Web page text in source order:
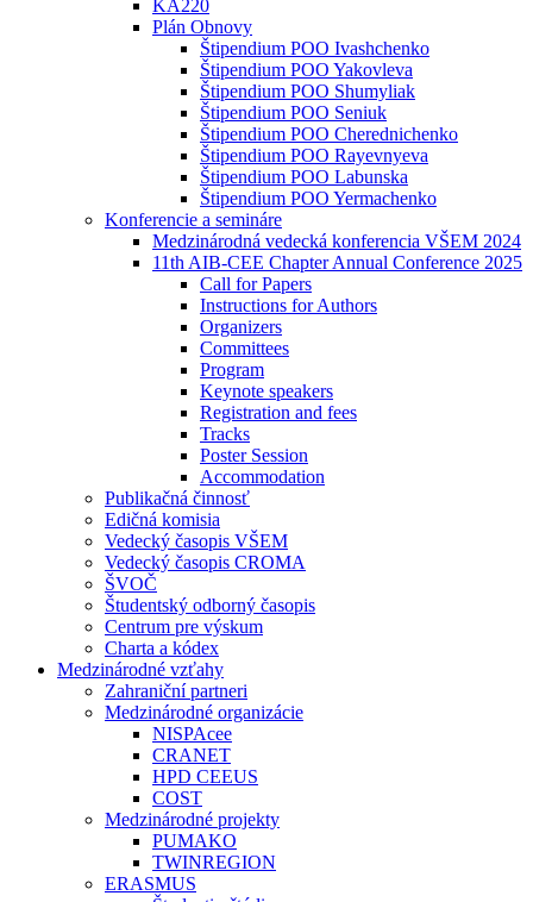
KA220
Plán Obnovy
Štipendium POO Ivashchenko
Štipendium POO Yakovleva
Štipendium POO Shumyliak
Štipendium POO Seniuk
Štipendium POO Cherednichenko
Štipendium POO Rayevnyeva
Štipendium POO Labunska
Štipendium POO Yermachenko
Konferencie a semináre
Medzinárodná vedecká konferencia VŠEM 2024
11th AIB-CEE Chapter Annual Conference 2025
Call for Papers
Instructions for Authors
Organizers
Committees
Program
Keynote speakers
Registration and fees
Tracks
Poster Session
Accommodation
Publikačná činnosť
Edičná komisia
Vedecký časopis VŠEM
Vedecký časopis CROMA
ŠVOČ
Študentský odborný časopis
Centrum pre výskum
Charta a kódex
Medzinárodné vzťahy
Zahraniční partneri
Medzinárodné organizácie
NISPAcee
CRANET
HPD CEEUS
COST
Medzinárodné projekty
PUMAKO
TWINREGION
ERASMUS